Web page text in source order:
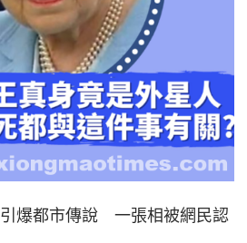
爆都市傳說 一張相被網民認